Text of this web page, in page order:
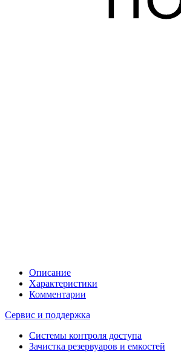
Описание
Характеристики
Комментарии
Сервис и поддержка
Системы контроля доступа
Зачистка резервуаров и емкостей